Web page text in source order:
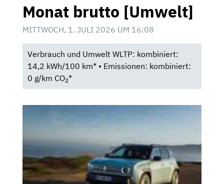
Monat brutto [Umwelt]
MITTWOCH, 1. JULI 2026 UM 16:08
Verbrauch und Umwelt WLTP: kombiniert:
14,2 kWh/100 km* • Emissionen: kombiniert:
0 g/km CO2*